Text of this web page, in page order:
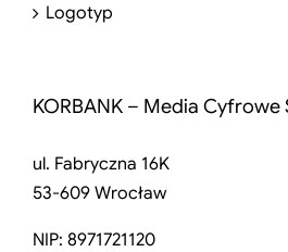
Logotyp
KORBANK – Media Cyfrowe
ul. Fabryczna 16K
53-609 Wrocław
NIP: 8971721120